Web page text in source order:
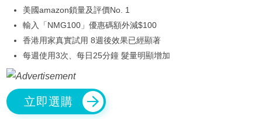
美國amazon鎖量及評價No. 1
輸入「NMG100」優惠碼額外減$100
香港用家真實試用 8週後效果已經顯著
每週使用3次、每日25分鐘 髮量明顯增加
立即選購